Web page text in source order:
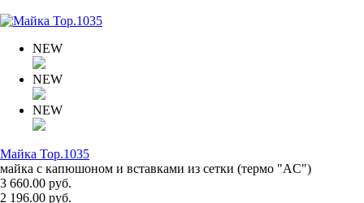
NEW
NEW
NEW
Майка Top.1035
майка с капюшоном и вставками из сетки (термо "AC")
3 660.00 руб.
2 196.00 руб.